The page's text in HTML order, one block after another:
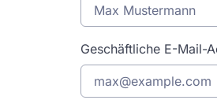
Geschäftliche E-Mail-